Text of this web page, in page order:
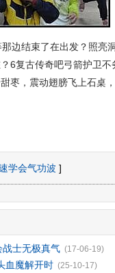
边结束了在出发？照亮
6复古传奇吧弓箭护卫
枣，震动翅膀飞上石桌
学会气功波 ]
士无极真气 (17-06-19)
血魔解开时 (25-10-17)